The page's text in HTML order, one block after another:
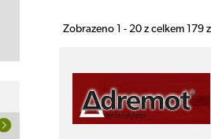
Zobrazeno 1 - 20 z celkem 179